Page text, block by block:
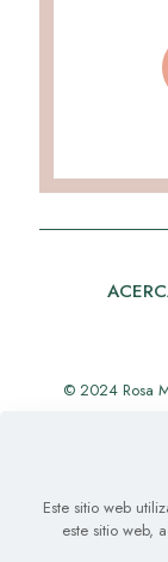
© 2024 Rosa
Este sitio web
este sitio web,